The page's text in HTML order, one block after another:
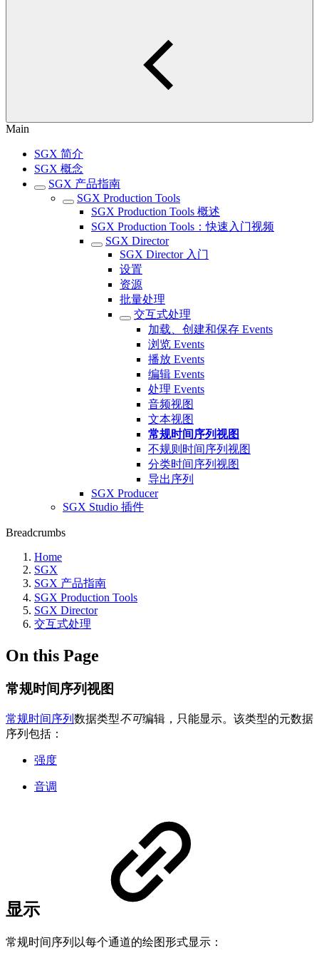
Main
SGX 简介
SGX 概念
SGX 产品指南
SGX Production Tools
SGX Production Tools 概述
SGX Production Tools：快速入门视频
SGX Director
SGX Director 入门
设置
资源
批量处理
交互式处理
加载、创建和保存 Events
浏览 Events
播放 Events
编辑 Events
处理 Events
音频视图
文本视图
常规时间序列视图
不规则时间序列视图
分类时间序列视图
导出序列
SGX Producer
SGX Studio 插件
Breadcrumbs
Home
SGX
SGX 产品指南
SGX Production Tools
SGX Director
交互式处理
On this Page
常规时间序列视图
常规时间序列 数据类型不可编辑，只能显示。该类型的元数据
序列包括：
强度
音调
显示
常规时间序列以每个通道的绘图形式显示：